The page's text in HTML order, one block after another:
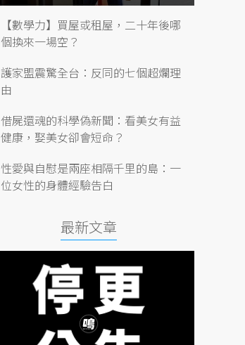
【數學力】買屋或租屋，二十年後哪
個換來一場空？
護家盟震驚全台：反同的七個超爛理
由
借屍還魂的科學偽新聞：看美女有益
健康，娶美女卻會短命？
性愛與自慰是兩座相隔千里的島：一
位女性的身體經驗告白
最新文章